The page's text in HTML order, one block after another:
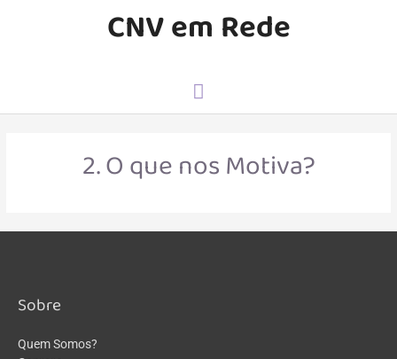
CNV em Rede
2. O que nos Motiva?
Sobre
Quem Somos?